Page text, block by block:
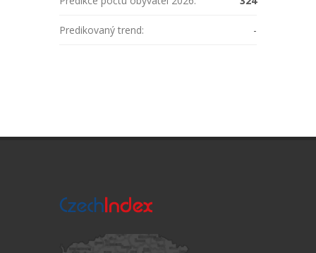
Predikovaný trend: -